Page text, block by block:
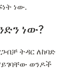
ነው.
ነው?
ትዳር ለከባድ
ወንዶች